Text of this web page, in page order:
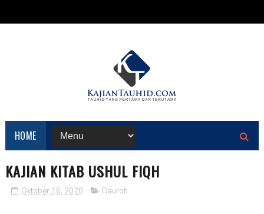
HOME
KAJIAN KITAB USHUL FIQH
Oktober 16, 2020 Dauroh